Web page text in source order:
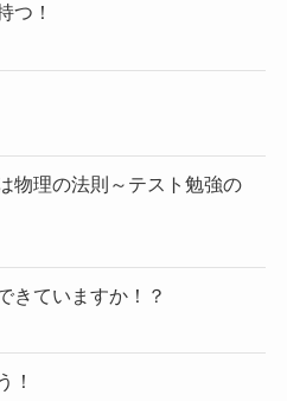
つ！
物理の法則～テスト勉強の
きていますか！？
！